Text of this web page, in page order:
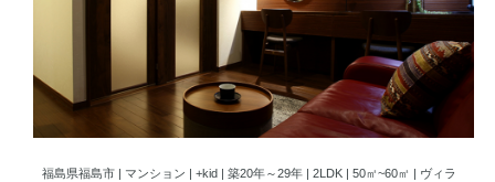
福島県福島市 | マンション | +kid | 築20年～29年 | 2LDK | 50㎡~60㎡ | ヴィラ